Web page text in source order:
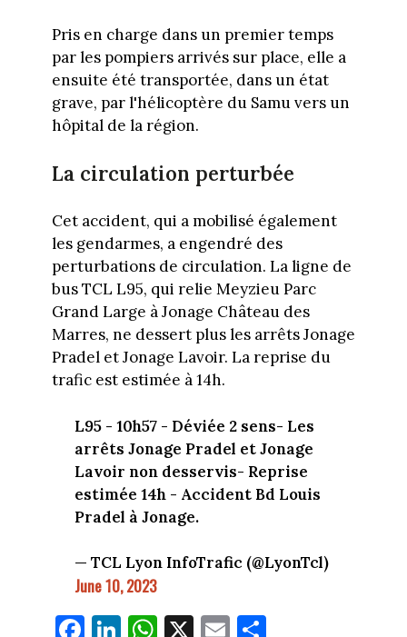
Pris en charge dans un premier temps
par les pompiers arrivés sur place, elle a
ensuite été transportée, dans un état
grave, par l'hélicoptère du Samu vers un
hôpital de la région.
La circulation perturbée
Cet accident, qui a mobilisé également
les gendarmes, a engendré des
perturbations de circulation. La ligne de
bus TCL L95, qui relie Meyzieu Parc
Grand Large à Jonage Château des
Marres, ne dessert plus les arrêts Jonage
Pradel et Jonage Lavoir. La reprise du
trafic est estimée à 14h.
L95 - 10h57 - Déviée 2 sens- Les
arrêts Jonage Pradel et Jonage
Lavoir non desservis- Reprise
estimée 14h - Accident Bd Louis
Pradel à Jonage.
— TCL Lyon InfoTrafic (@LyonTcl)
June 10, 2023